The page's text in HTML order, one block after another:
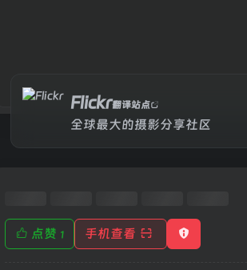
Flickr翻译站点
全球最大的摄影分享社区
点赞 1 手机查看